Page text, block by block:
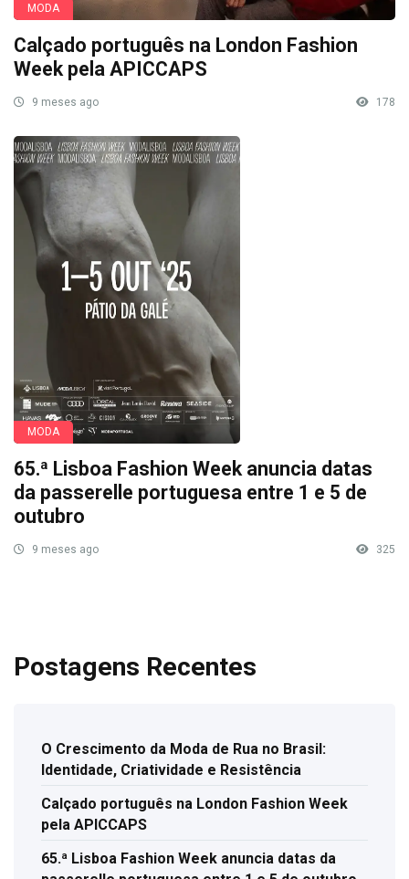
MODA
Calçado português na London Fashion
Week pela APICCAPS
9 meses ago 178
MODA
65.ª Lisboa Fashion Week anuncia datas
da passerelle portuguesa entre 1 e 5 de
outubro
9 meses ago 325
Postagens Recentes
O Crescimento da Moda de Rua no Brasil:
Identidade, Criatividade e Resistência
Calçado português na London Fashion Week
pela APICCAPS
65.ª Lisboa Fashion Week anuncia datas da